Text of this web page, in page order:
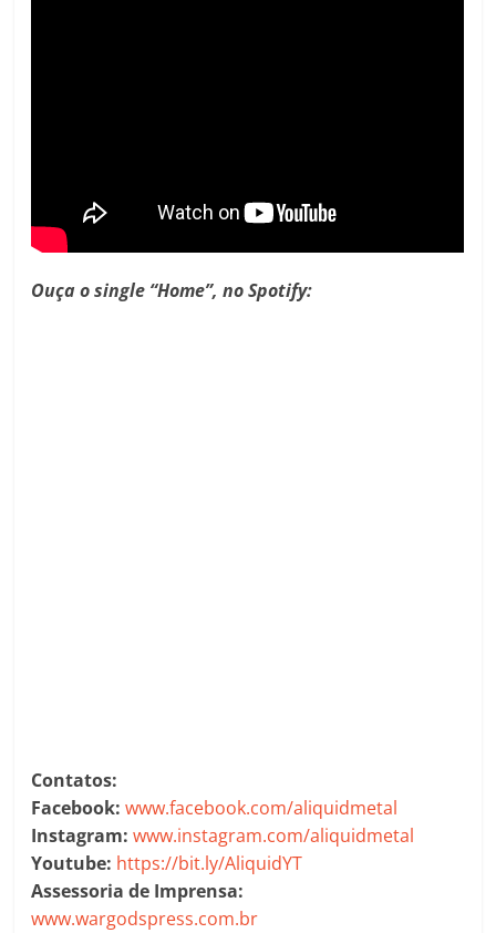
Ouça o single “Home”, no Spotify:
Contatos:
Facebook: www.facebook.com/aliquidmetal
Instagram: www.instagram.com/aliquidmetal
Youtube: https://bit.ly/AliquidYT
Assessoria de Imprensa:
www.wargodspress.com.br